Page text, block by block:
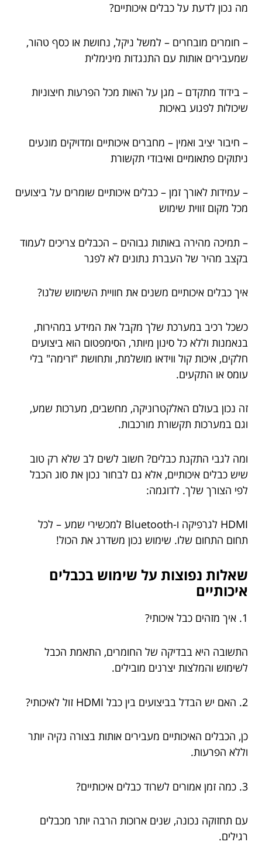
מה נכון לדעת על כבלים איכותיים?
– חומרים מובחרים – למשל ניקל, נחושת או כסף טהור,
שמעבירים אותות עם התנגדות מינימלית
– בידוד מתקדם – מגן על האות מכל הפרעות חיצוניות
שיכולות לפגוע באיכות
– חיבור יציב ואמין – מחברים איכותיים ומדויקים מונעים
ניתוקים פתאומיים ואיבודי תקשורת
– עמידות לאורך זמן – כבלים איכותיים שומרים על ביצועים
מכל מקום זווית שימוש
– תמיכה מהירה באותות גבוהים – הכבלים צריכים לעמוד
בקצב מהיר של העברת נתונים לא לפגר
איך כבלים איכותיים משנים את חוויית השימוש שלנו?
כשכל רכיב במערכת שלך מקבל את המידע במהירות,
בנאמנות וללא כל סינון מיותר, הסימפטום הוא ביצועים
חלקים, איכות קול ווידאו מושלמת, ותחושת "זרימה" בלי
עומס או התקעים.
זה נכון בעולם האלקטרוניקה, מחשבים, מערכות שמע,
וגם במערכות תקשורת מורכבות.
ומה לגבי התקנת כבלים? חשוב לשים לב שלא רק טוב
שיש כבלים איכותיים, אלא גם לבחור נכון את סוג הכבל
לפי הצורך שלך. לדוגמה:
HDMI לגרפיקה ו-Bluetooth למכשירי שמע – לכל
תחום התחום שלו. שימוש נכון משדרג את הכול!
שאלות נפוצות על שימוש בכבלים
איכותיים
1. איך מזהים כבל איכותי?
התשובה היא בבדיקה של החומרים, התאמת הכבל
לשימוש והמלצות יצרנים מובילים.
2. האם יש הבדל בביצועים בין כבל HDMI זול לאיכותי?
כן, הכבלים האיכותיים מעבירים אותות בצורה נקיה יותר
וללא הפרעות.
3. כמה זמן אמורים לשרוד כבלים איכותיים?
עם תחזוקה נכונה, שנים ארוכות הרבה יותר מכבלים
רגילים.